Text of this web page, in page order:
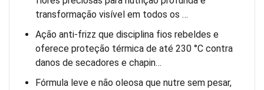
transformação visível em todos os …
Ação anti-frizz que disciplina fios rebeldes e
oferece proteção térmica de até 230 °C contra
danos de secadores e chapin…
Fórmula leve e não oleosa que nutre sem pesar,